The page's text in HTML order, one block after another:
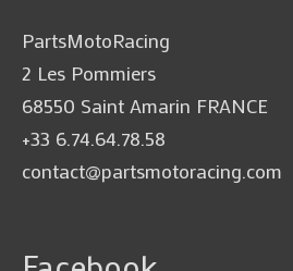
PartsMotoRacing
2 Les Pommiers
68550 Saint Amarin FRANCE
+33 6.74.64.78.58
contact@partsmotoracing.com